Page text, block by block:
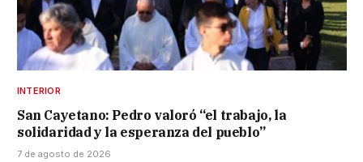
INTERIOR
San Cayetano: Pedro valoró “el trabajo, la
solidaridad y la esperanza del pueblo”
7 de agosto de 2026